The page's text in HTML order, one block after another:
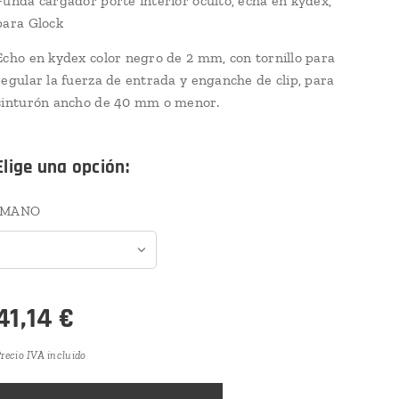
Glock
en kydex color negro de 2 mm, con tornillo para
la fuerza de entrada y enganche de clip, para
ancho de 40 mm o menor.
una opción:
MANO
€
IVA incluido